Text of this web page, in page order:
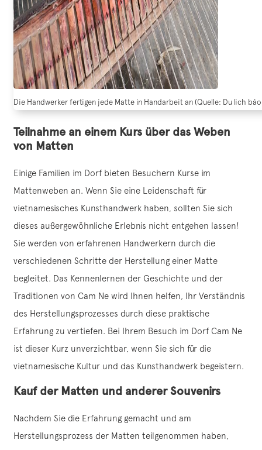
Die Handwerker fertigen jede Matte in Handarbeit an (Quelle: Du lich
Teilnahme an einem Kurs über das Weben
von Matten
Einige Familien im Dorf bieten Besuchern Kurse im
Mattenweben an. Wenn Sie eine Leidenschaft für
vietnamesisches Kunsthandwerk haben, sollten Sie sich
dieses außergewöhnliche Erlebnis nicht entgehen lassen!
Sie werden von erfahrenen Handwerkern durch die
verschiedenen Schritte der Herstellung einer Matte
begleitet. Das Kennenlernen der Geschichte und der
Traditionen von Cam Ne wird Ihnen helfen, Ihr Verständnis
des Herstellungsprozesses durch diese praktische
Erfahrung zu vertiefen. Bei Ihrem Besuch im Dorf Cam Ne
ist dieser Kurz unverzichtbar, wenn Sie sich für die
vietnamesische Kultur und das Kunsthandwerk begeistern.
Kauf der Matten und anderer Souvenirs
Nachdem Sie die Erfahrung gemacht und am
Herstellungsprozess der Matten teilgenommen haben,